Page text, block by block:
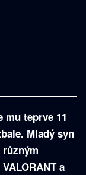
teprve 11
Mladý syn
a